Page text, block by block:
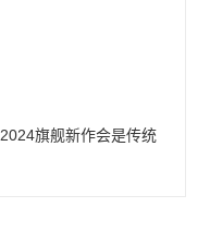
旗舰新作会是传统